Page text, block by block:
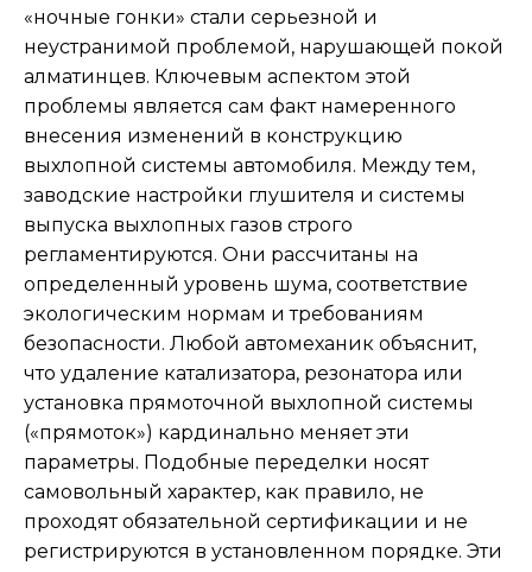
«ночные гонки» стали серьезной и
неустранимой проблемой, нарушающей покой
алматинцев. Ключевым аспектом этой
проблемы является сам факт намеренного
внесения изменений в конструкцию
выхлопной системы автомобиля. Между тем,
заводские настройки глушителя и системы
выпуска выхлопных газов строго
регламентируются. Они рассчитаны на
определенный уровень шума, соответствие
экологическим нормам и требованиям
безопасности. Любой автомеханик объяснит,
что удаление катализатора, резонатора или
установка прямоточной выхлопной системы
(«прямоток») кардинально меняет эти
параметры. Подобные переделки носят
самовольный характер, как правило, не
проходят обязательной сертификации и не
регистрируются в установленном порядке. Эти